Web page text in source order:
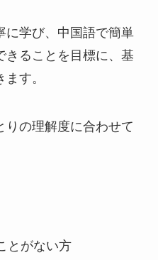
に学び、中国語で簡単
きることを目標に、基
す。
りの理解度に合わせて
とがない方